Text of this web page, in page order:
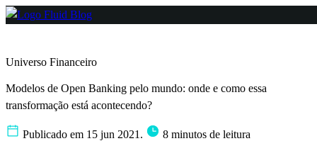
Universo Financeiro
Modelos de Open Banking pelo mundo: onde e como essa
transformação está acontecendo?
Publicado em 15 jun 2021. 8 minutos de leitura